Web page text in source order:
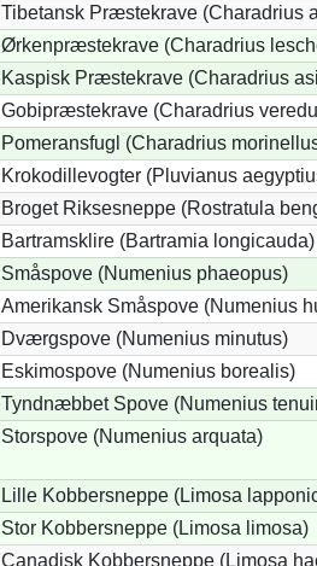
Tibetansk Præstekrave (Charadrius
Ørkenpræstekrave (Charadrius
Kaspisk Præstekrave (Charadrius
Gobipræstekrave (Charadrius
Pomeransfugl (Charadrius
Krokodillevogter (Pluvianus
Broget Riksesneppe (Rostratula
Bartramsklire (Bartramia longicauda)
Småspove (Numenius phaeopus)
Amerikansk Småspove (Numenius
Dværgspove (Numenius minutus)
Eskimospove (Numenius borealis)
Tyndnæbbet Spove (Numenius
Storspove (Numenius arquata)
Lille Kobbersneppe (Limosa
Stor Kobbersneppe (Limosa limosa)
Canadisk Kobbersneppe (Limosa